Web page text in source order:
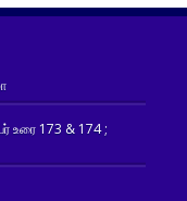
உரை 173 & 174 ;